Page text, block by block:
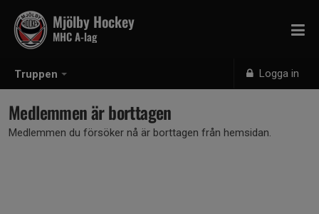
Truppen Logga in
Mjölby Hockey
MHC A-lag
Medlemmen är borttagen
Medlemmen du försöker nå är borttagen från hemsidan.